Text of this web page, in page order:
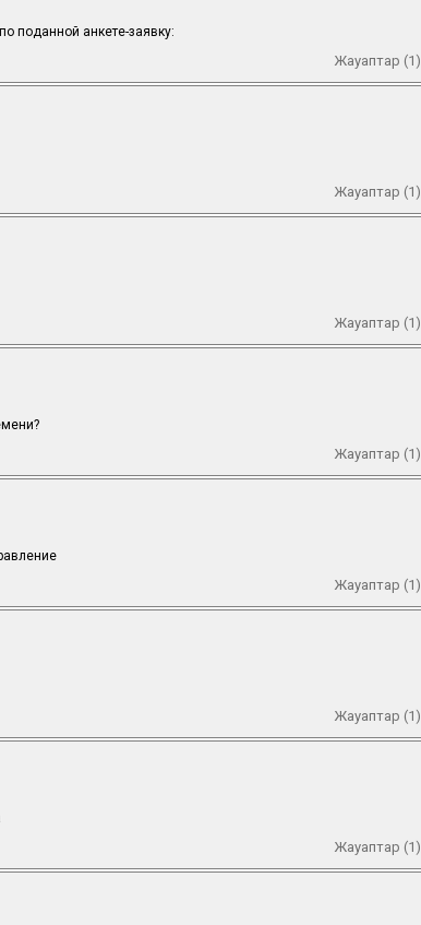
поданной анкете-заявку:
Жауаптар (1)
Жауаптар (1)
Жауаптар (1)
Жауаптар (1)
Жауаптар (1)
Жауаптар (1)
Жауаптар (1)